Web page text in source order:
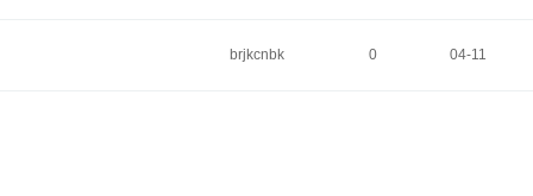
brjkcnbk 0 04-11